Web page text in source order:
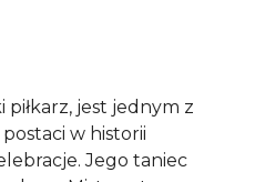
jest jednym z
w historii
Jego taniec